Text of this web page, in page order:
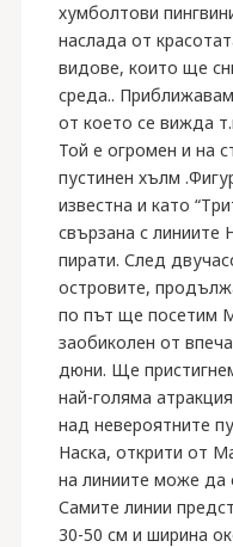
хумболтови
наслада от
видове, които ще
среда..
от което се вижда
Той е огромен и на
пустинен хълм
известна и като
свързана с линиите
пирати. След
островите,
по път ще посетим
заобиколен от
дюни. Ще
най-голяма
над невероятните
Наска, открити от
на линиите може да
Самите линии
30-50 см и ширина